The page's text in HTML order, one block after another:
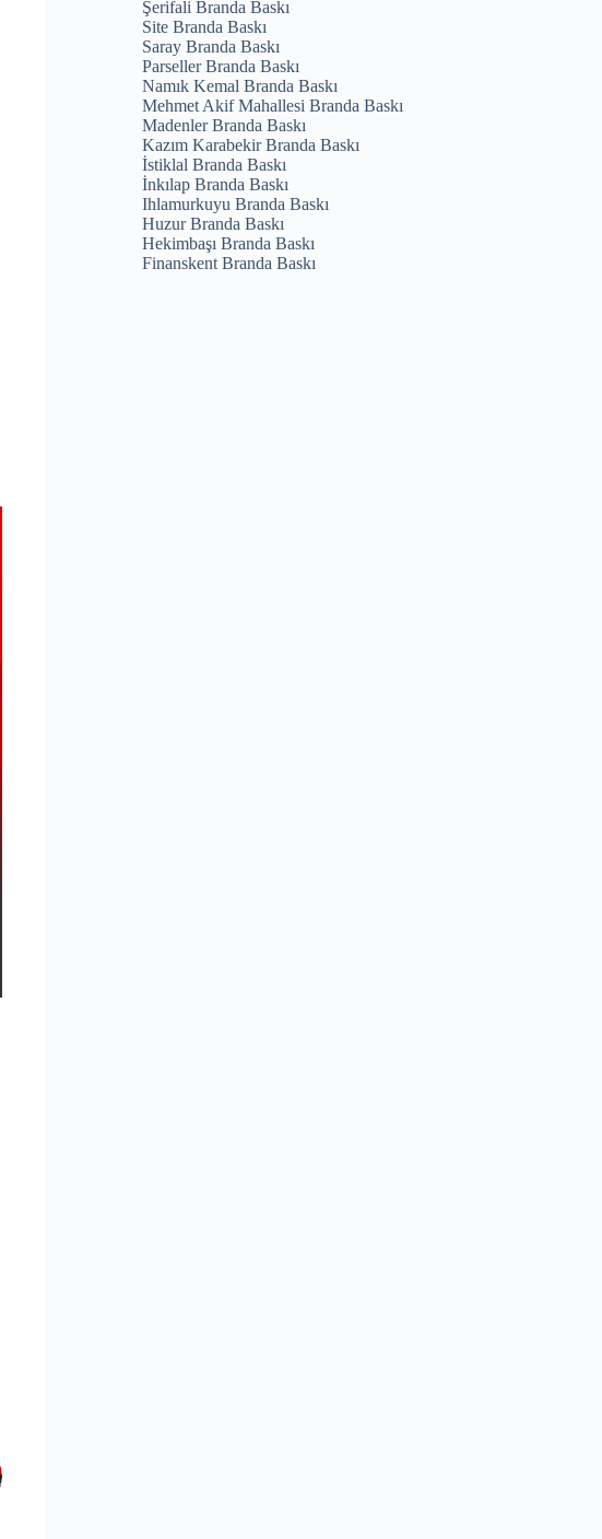
Şerifali Branda Baskı
Site Branda Baskı
Saray Branda Baskı
Parseller Branda Baskı
Namık Kemal Branda Baskı
Mehmet Akif Mahallesi Branda Baskı
Madenler Branda Baskı
Kazım Karabekir Branda Baskı
İstiklal Branda Baskı
İnkılap Branda Baskı
Ihlamurkuyu Branda Baskı
Huzur Branda Baskı
Hekimbaşı Branda Baskı
Finanskent Branda Baskı